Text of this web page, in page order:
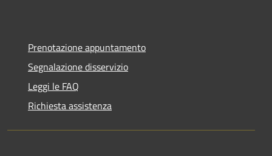
Prenotazione appuntamento
Segnalazione disservizio
Leggi le FAQ
Richiesta assistenza